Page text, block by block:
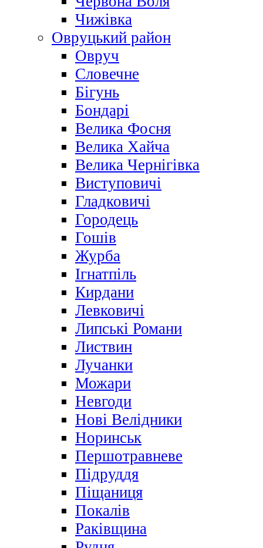
Чижівка
Овруцький район
Овруч
Словечне
Бігунь
Бондарі
Велика Фосня
Велика Хайча
Велика Чернігівка
Виступовичі
Гладковичі
Городець
Гошів
Журба
Ігнатпіль
Кирдани
Левковичі
Липські Романи
Листвин
Лучанки
Можари
Невгоди
Нові Велідники
Норинськ
Першотравневе
Підруддя
Піщаниця
Покалів
Раківщина